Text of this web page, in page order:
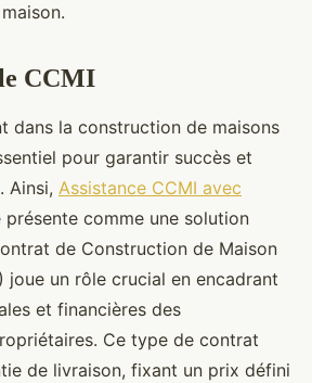
CCMI
dans la construction de maisons
pour garantir succès et
Ainsi, Assistance CCMI avec
présente comme une solution
de Construction de Maison
joue un rôle crucial en encadrant
et financières des
Ce type de contrat
de livraison, fixant un prix défini